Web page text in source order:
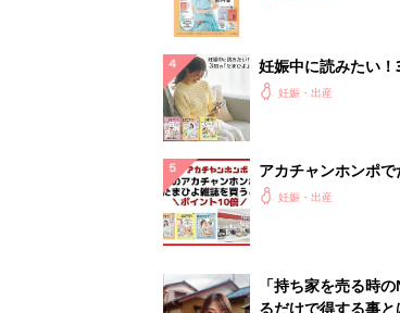
ランキングをもっ
妊娠・出産の人気テーマ
赤ちゃんの名前・名づけ
ら